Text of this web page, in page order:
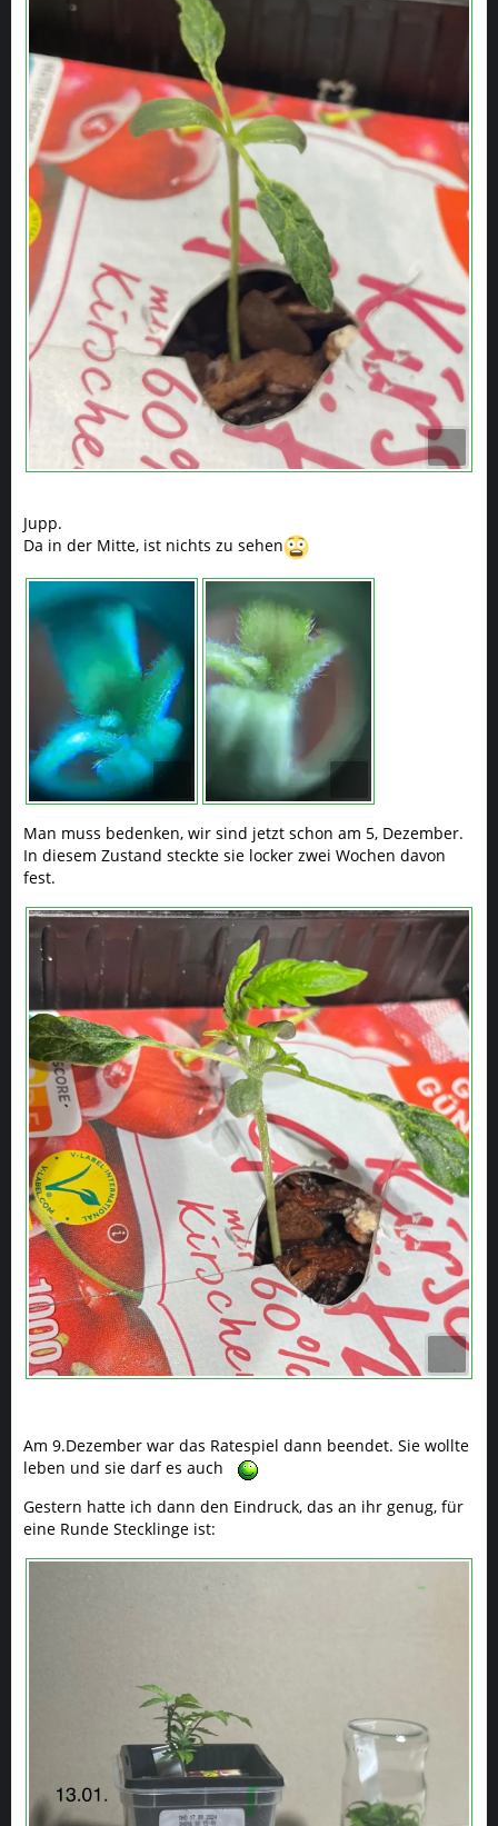
Jupp.
Da in der Mitte, ist nichts zu sehen
Man muss bedenken, wir sind jetzt schon am 5, Dezember.
In diesem Zustand steckte sie locker zwei Wochen davon
fest.
Am 9.Dezember war das Ratespiel dann beendet. Sie wollte
leben und sie darf es auch
Gestern hatte ich dann den Eindruck, das an ihr genug, für
eine Runde Stecklinge ist: